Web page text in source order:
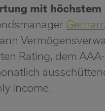
mit höchstem
Rating, dem
Income.